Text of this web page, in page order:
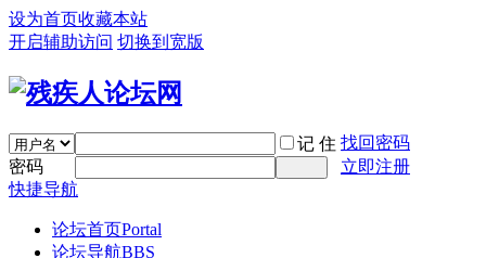
设为首页收藏本站
开启辅助访问 切换到宽版
记 住 找回密码
密码
立即注册
快捷导航
论坛首页Portal
论坛导航BBS